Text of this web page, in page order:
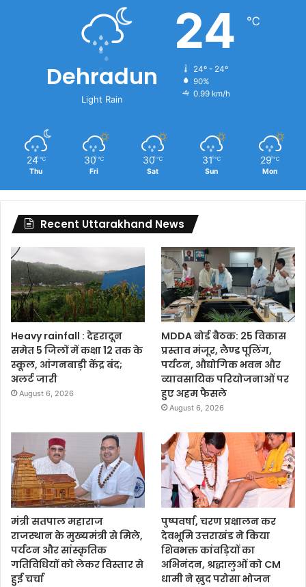
Dehradun
Light Rain
24 ℃
24º - 24º
90%
0.99 km/h
24 ℃
Thu
30 ℃
Fri
30 ℃
Sat
31 ℃
Sun
29 ℃
Mon
Recent Uttarakhand News
Heavy rainfall : देहरादून
समेत 5 जिलों में कक्षा 12 तक के
स्कूल, आंगनबाड़ी केंद्र बंद;
अलर्ट जारी
August 6, 2026
MDDA बोर्ड बैठक: 25 विकास
प्रस्ताव मंजूर, लैण्ड पूलिंग,
पर्यटन, औद्योगिक भवन और
व्यावसायिक परियोजनाओं पर
हुए अहम फैसले
August 6, 2026
मंत्री सतपाल महाराज
राजस्थान के मुख्यमंत्री से मिले,
पर्यटन और सांस्कृतिक
गतिविधियों को लेकर विस्तार से
हुई चर्चा
पुष्पवर्षा, चरण प्रक्षालन कर
देवभूमि उत्तराखंड ने किया
शिवभक्त कांवड़ियों का
अभिनंदन, श्रद्धालुओं को CM
धामी ने ख़ुद परोसा भोजन